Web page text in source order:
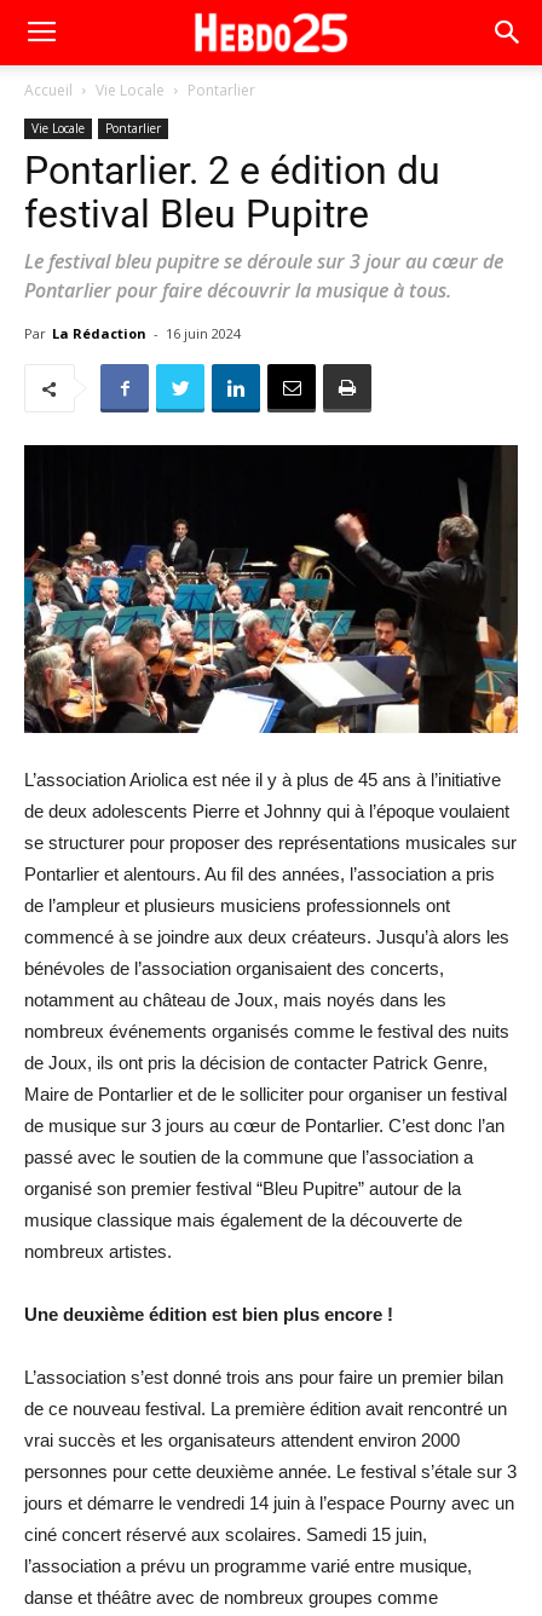
Accueil Vie Locale Pontarlier
Vie Locale Pontarlier
Pontarlier. 2 e édition du
festival Bleu Pupitre
Le festival bleu pupitre se déroule sur 3 jour au cœur de
Pontarlier pour faire découvrir la musique à tous.
Par La Rédaction - 16 juin 2024
L’association Ariolica est née il y à plus de 45 ans à l’initiative
de deux adolescents Pierre et Johnny qui à l’époque voulaient
se structurer pour proposer des représentations musicales sur
Pontarlier et alentours. Au fil des années, l’association a pris
de l’ampleur et plusieurs musiciens professionnels ont
commencé à se joindre aux deux créateurs. Jusqu’à alors les
bénévoles de l’association organisaient des concerts,
notamment au château de Joux, mais noyés dans les
nombreux événements organisés comme le festival des nuits
de Joux, ils ont pris la décision de contacter Patrick Genre,
Maire de Pontarlier et de le solliciter pour organiser un festival
de musique sur 3 jours au cœur de Pontarlier. C’est donc l’an
passé avec le soutien de la commune que l’association a
organisé son premier festival “Bleu Pupitre” autour de la
musique classique mais également de la découverte de
nombreux artistes.
Une deuxième édition est bien plus encore !
L’association s’est donné trois ans pour faire un premier bilan
de ce nouveau festival. La première édition avait rencontré un
vrai succès et les organisateurs attendent environ 2000
personnes pour cette deuxième année. Le festival s’étale sur 3
jours et démarre le vendredi 14 juin à l’espace Pourny avec un
ciné concert réservé aux scolaires. Samedi 15 juin,
l’association a prévu un programme varié entre musique,
danse et théâtre avec de nombreux groupes comme